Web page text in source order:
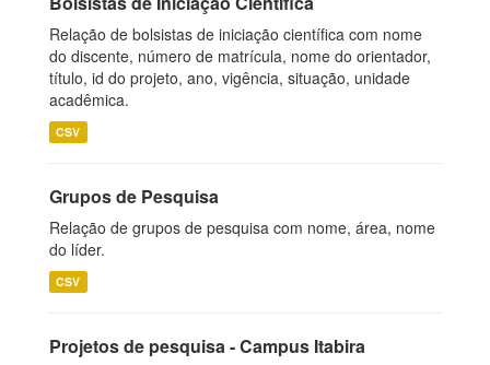
Relação de bolsistas de iniciação científica com nome
do discente, número de matrícula, nome do orientador,
título, id do projeto, ano, vigência, situação, unidade
acadêmica.
CSV
Grupos de Pesquisa
Relação de grupos de pesquisa com nome, área, nome
do líder.
CSV
Projetos de pesquisa - Campus Itabira